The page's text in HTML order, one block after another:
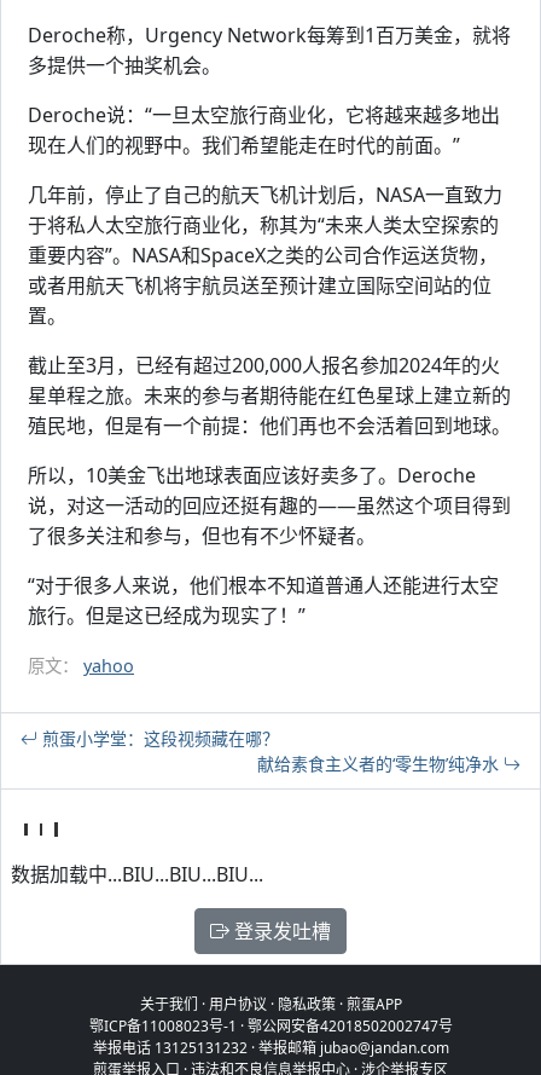
Deroche称，Urgency Network每筹到1百万美金，就将
多提供一个抽奖机会。
Deroche说：“一旦太空旅行商业化，它将越来越多地出
现在人们的视野中。我们希望能走在时代的前面。”
几年前，停止了自己的航天飞机计划后，NASA一直致力
于将私人太空旅行商业化，称其为“未来人类太空探索的
重要内容”。NASA和SpaceX之类的公司合作运送货物，
或者用航天飞机将宇航员送至预计建立国际空间站的位
置。
截止至3月，已经有超过200,000人报名参加2024年的火
星单程之旅。未来的参与者期待能在红色星球上建立新的
殖民地，但是有一个前提：他们再也不会活着回到地球。
所以，10美金飞出地球表面应该好卖多了。Deroche
说，对这一活动的回应还挺有趣的——虽然这个项目得到
了很多关注和参与，但也有不少怀疑者。
“对于很多人来说，他们根本不知道普通人还能进行太空
旅行。但是这已经成为现实了！”
原文： yahoo
煎蛋小学堂：这段视频藏在哪？
献给素食主义者的‘零生物’纯净水
数据加载中...BIU...BIU...BIU...
登录发吐槽
关于我们 ·用户协议 · 隐私政策·煎蛋APP
鄂ICP备11008023号-1 ·鄂公网安备42018502002747号
举报电话 13125131232 · 举报邮箱 jubao@jandan.com
煎蛋举报入口 ·违法和不良信息举报中心 ·涉企举报专区